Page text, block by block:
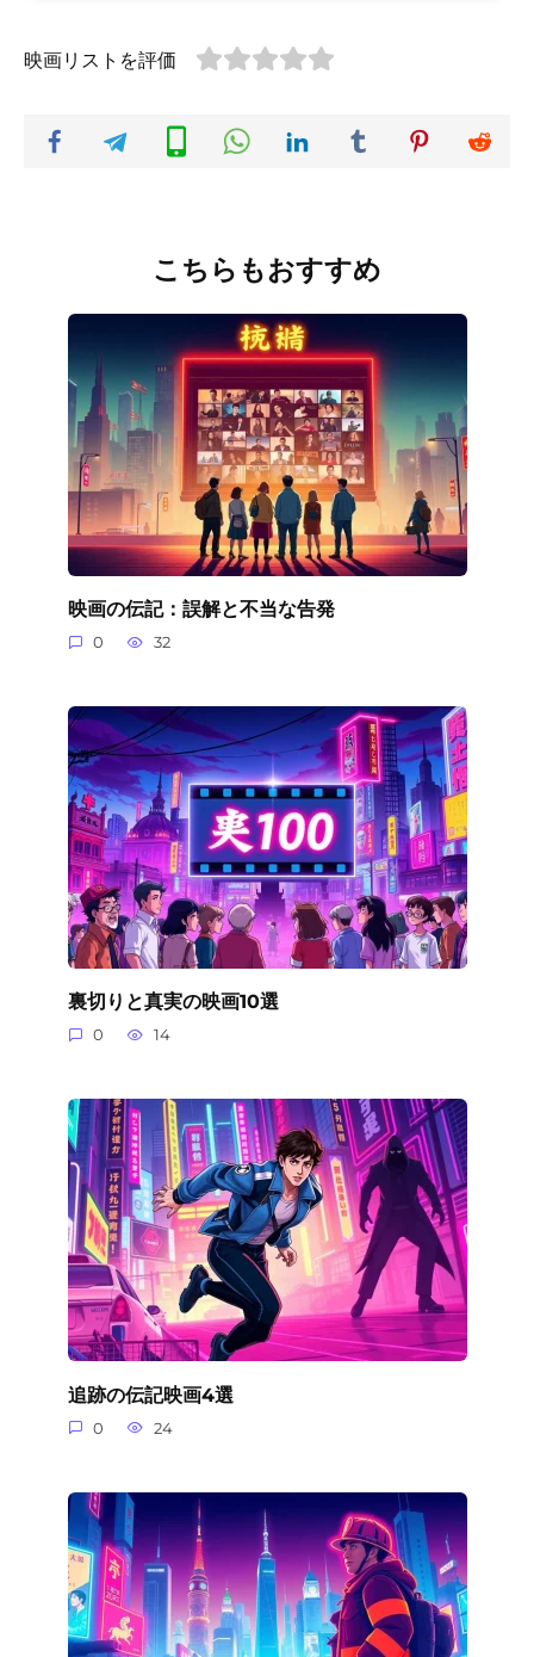
映画リストを評価
こちらもおすすめ
映画の伝記：誤解と不当な告発
0 32
裏切りと真実の映画10選
0 14
追跡の伝記映画4選
0 24